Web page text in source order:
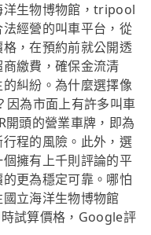
洋生物博物館，tripool
經營的叫車平台，從
，在預約前就公開透
繳費，確保金流清
糾紛。為什麼選擇像
為市面上有許多叫車
開頭的營業車牌，即為
程的風險。此外，選
擁有上千則評論的平
更為穩定可靠。哪怕
立海洋生物博物館
試算價格，Google評